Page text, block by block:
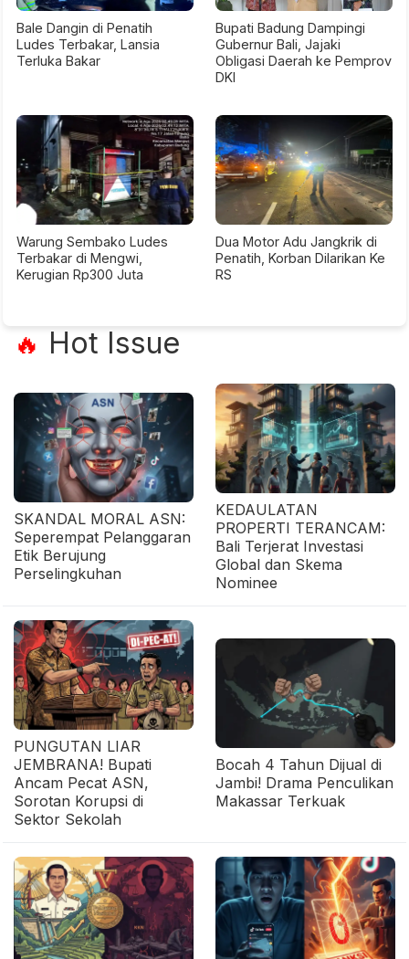
Bale Dangin di Penatih
Ludes Terbakar, Lansia
Terluka Bakar
Bupati Badung Dampingi
Gubernur Bali, Jajaki
Obligasi Daerah ke Pemprov
DKI
Warung Sembako Ludes
Terbakar di Mengwi,
Kerugian Rp300 Juta
Dua Motor Adu Jangkrik di
Penatih, Korban Dilarikan Ke
RS
🔥 Hot Issue
SKANDAL MORAL ASN:
Seperempat Pelanggaran
Etik Berujung
Perselingkuhan
KEDAULATAN
PROPERTI TERANCAM:
Bali Terjerat Investasi
Global dan Skema
Nominee
PUNGUTAN LIAR
JEMBRANA! Bupati
Ancam Pecat ASN,
Sorotan Korupsi di
Sektor Sekolah
Bocah 4 Tahun Dijual di
Jambi! Drama Penculikan
Makassar Terkuak